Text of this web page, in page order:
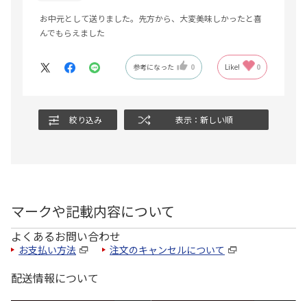
お中元として送りました。先方から、大変美味しかったと喜
んでもらえました
参考になった 0 Like! 0
絞り込み 表示：新しい順
マークや記載内容について
よくあるお問い合わせ
お支払い方法 注文のキャンセルについて
配送情報について